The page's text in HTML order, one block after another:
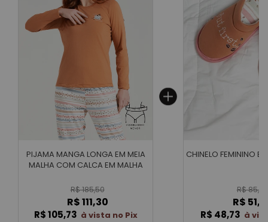
PIJAMA MANGA LONGA EM MEIA
MALHA COM CALCA EM MALHA
R$ 185,50
R$ 111,30
R$ 105,73 à vista no Pix
CHINELO FEMININO
R$ 85,50
R$
R$ 48,73 à